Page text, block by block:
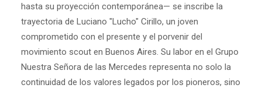
hasta su proyección contemporánea— se inscribe la
trayectoria de Luciano "Lucho" Cirillo, un joven
comprometido con el presente y el porvenir del
movimiento scout en Buenos Aires. Su labor en el Grupo
Nuestra Señora de las Mercedes representa no solo la
continuidad de los valores legados por los pioneros, sino